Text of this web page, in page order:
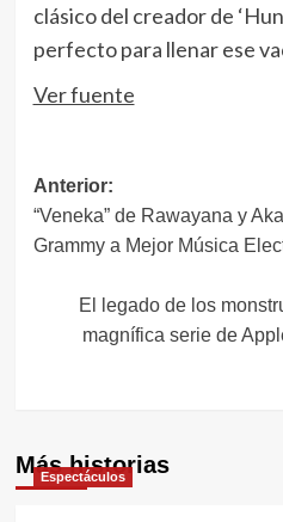
clásico del creador de
perfecto para llenar ese
Ver fuente
Navegación
de
entradas
Anterior:
“Veneka” de Rawayana y
Grammy a Mejor Música
El legado de los
magnífica serie de
Más historias
Espectáculos